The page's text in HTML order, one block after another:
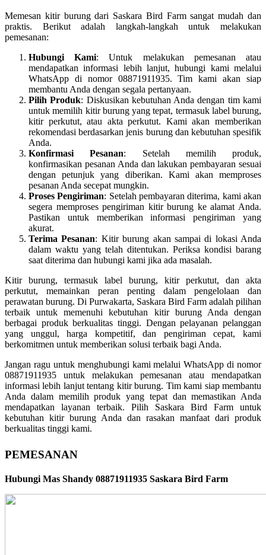
Memesan kitir burung dari Saskara Bird Farm sangat mudah dan
praktis. Berikut adalah langkah-langkah untuk melakukan
pemesanan:
Hubungi Kami: Untuk melakukan pemesanan atau
mendapatkan informasi lebih lanjut, hubungi kami melalui
WhatsApp di nomor 08871911935. Tim kami akan siap
membantu Anda dengan segala pertanyaan.
Pilih Produk: Diskusikan kebutuhan Anda dengan tim kami
untuk memilih kitir burung yang tepat, termasuk label burung,
kitir perkutut, atau akta perkutut. Kami akan memberikan
rekomendasi berdasarkan jenis burung dan kebutuhan spesifik
Anda.
Konfirmasi Pesanan: Setelah memilih produk,
konfirmasikan pesanan Anda dan lakukan pembayaran sesuai
dengan petunjuk yang diberikan. Kami akan memproses
pesanan Anda secepat mungkin.
Proses Pengiriman: Setelah pembayaran diterima, kami akan
segera memproses pengiriman kitir burung ke alamat Anda.
Pastikan untuk memberikan informasi pengiriman yang
akurat.
Terima Pesanan: Kitir burung akan sampai di lokasi Anda
dalam waktu yang telah ditentukan. Periksa kondisi barang
saat diterima dan hubungi kami jika ada masalah.
Kitir burung, termasuk label burung, kitir perkutut, dan akta
perkutut, memainkan peran penting dalam pengelolaan dan
perawatan burung. Di Purwakarta, Saskara Bird Farm adalah pilihan
terbaik untuk memenuhi kebutuhan kitir burung Anda dengan
berbagai produk berkualitas tinggi. Dengan pelayanan pelanggan
yang unggul, harga kompetitif, dan pengiriman cepat, kami
berkomitmen untuk memberikan solusi terbaik bagi Anda.
Jangan ragu untuk menghubungi kami melalui WhatsApp di nomor
08871911935 untuk melakukan pemesanan atau mendapatkan
informasi lebih lanjut tentang kitir burung. Tim kami siap membantu
Anda dalam memilih produk yang tepat dan memastikan Anda
mendapatkan layanan terbaik. Pilih Saskara Bird Farm untuk
kebutuhan kitir burung Anda dan rasakan manfaat dari produk
berkualitas tinggi kami.
PEMESANAN
Hubungi Mas Shandy 08871911935 Saskara Bird Farm